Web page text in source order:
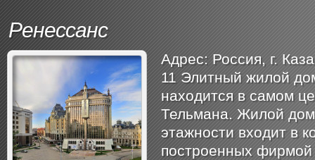
Ренессанс
Адрес: Россия, г.
11 Элитный жилой
находится в самом
Тельмана. Жилой
этажности входит в
построенных фирмой